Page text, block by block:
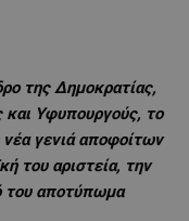
της Δημοκρατίας,
και Υφυπουργούς, το
γενιά αποφοίτων
του αριστεία, την
του αποτύπωμα